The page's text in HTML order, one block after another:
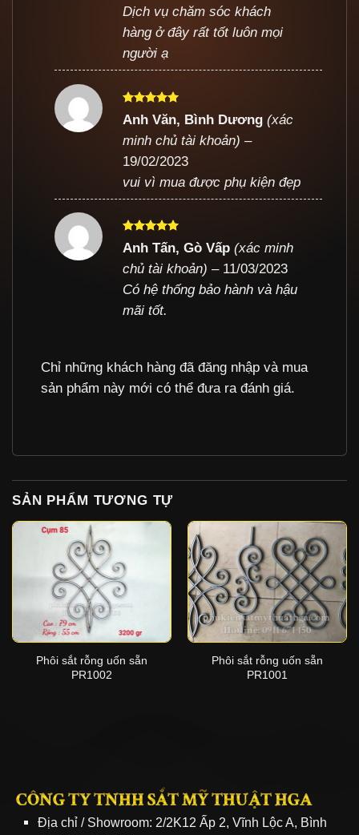
Dịch vụ chăm sóc khách
hàng ở đây rất tốt luôn mọi
người ạ
Được xếp
sao
Anh Văn, Bình Dương(xác
minh chủ tài khoản) –
19/02/2023
vui vì mua được phụ kiện đẹp
Được xếp
sao
Anh Tấn, Gò Vấp(xác minh
chủ tài khoản) – 11/03/2023
Có hệ thống bảo hành và hậu
mãi tốt.
Chỉ những khách hàng đã đăng nhập và mua
sản phẩm này mới có thể đưa ra đánh giá.
SẢN PHẨM TƯƠNG TỰ
Phôi sắt rỗng uốn sẵn
PR1002
Phôi sắt rỗng uốn sẵn
PR1001
CÔNG TY TNHH SẮT MỸ THUẬT HGA
Địa chỉ / Showroom: 2/2K12 Ấp 2, Vĩnh Lộc A, Bình